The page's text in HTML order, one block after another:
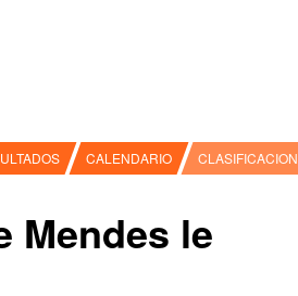
CALENDARIO CLASIFICACION
Mendes le